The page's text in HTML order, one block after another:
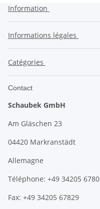
Information
Informations légales
Catégories
Contact
Schaubek GmbH
Am Gläschen 23
04420 Markranstädt
Allemagne
Téléphone: +49 34205 6780
Fax: +49 34205 67829